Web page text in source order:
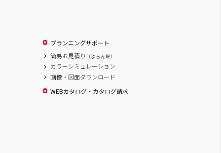
プランニングサポート
簡易お見積り
（ぷらん館）
カラーシミュレーション
画像・図面ダウンロード
WEBカタログ・カタログ請求